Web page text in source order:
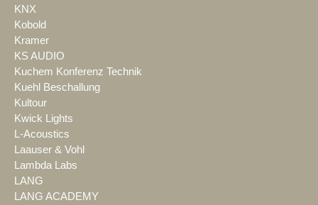
KNX
Kobold
Kramer
KS AUDIO
Kuchem Konferenz Technik
Kuehl Beschallung
Kultour
Kwick Lights
L-Acoustics
Laauser & Vohl
Lambda Labs
LANG
LANG ACADEMY